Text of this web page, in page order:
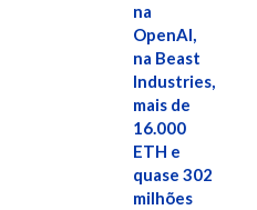
na
OpenAI,
na Beast
Industries,
mais de
16.000
ETH e
quase 302
milhões